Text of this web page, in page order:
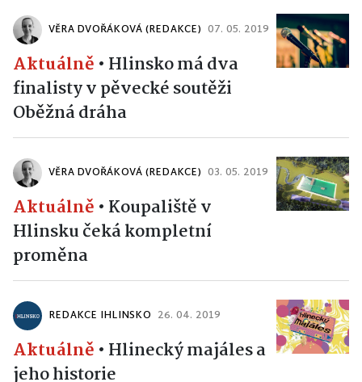
VĚRA DVOŘÁKOVÁ (REDAKCE) 07. 05. 2019
Aktuálně • Hlinsko má dva
finalisty v pěvecké soutěži
Oběžná dráha
VĚRA DVOŘÁKOVÁ (REDAKCE) 03. 05. 2019
Aktuálně • Koupaliště v
Hlinsku čeká kompletní
proměna
REDAKCE IHLINSKO 26. 04. 2019
Aktuálně • Hlinecký majáles a
jeho historie